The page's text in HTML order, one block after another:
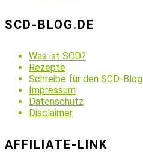
SCD-BLOG.DE
Was ist SCD?
Rezepte
Schreibe für den SCD-Blog
Impressum
Datenschutz
Disclaimer
AFFILIATE-LINK